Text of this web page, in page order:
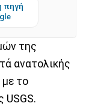
πηγή
της
ανατολικής
το
USGS.